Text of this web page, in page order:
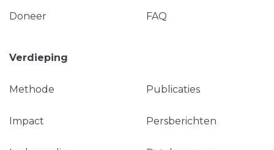
Doneer FAQ
Verdieping
Methode Publicaties
Impact Persberichten